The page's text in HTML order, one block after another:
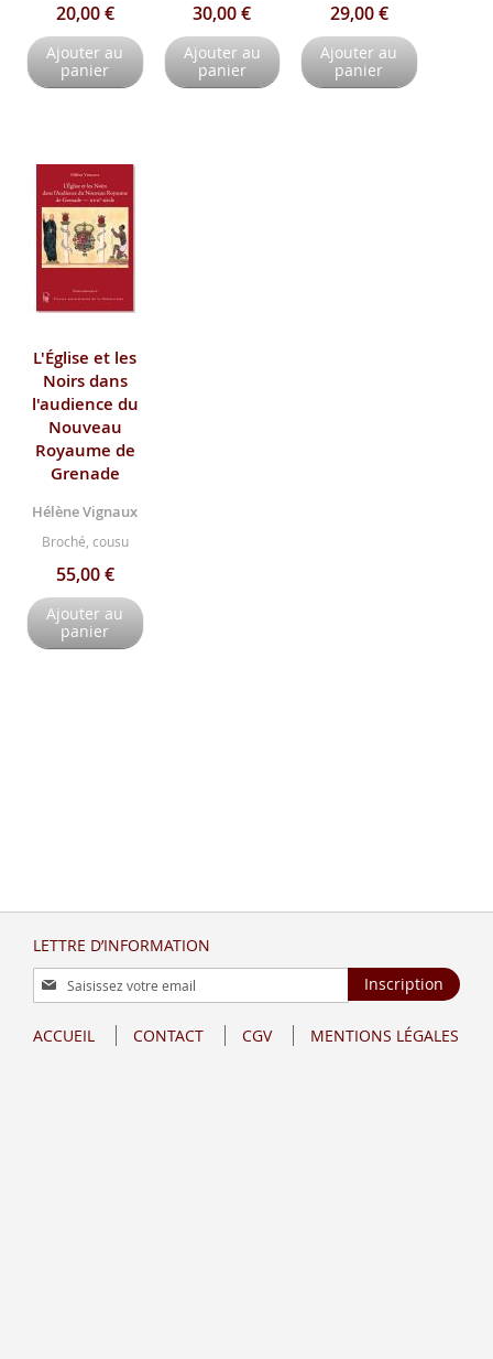
20,00 €
Ajouter au
panier
30,00 €
Ajouter au
panier
29,00 €
Ajouter au
panier
L'Église et les
Noirs dans
l'audience du
Nouveau
Royaume de
Grenade
Hélène Vignaux
Broché, cousu
55,00 €
Ajouter au
panier
LETTRE D’INFORMATION
Inscription
à
lettre
Inscription
ACCUEIL CONTACT CGV MENTIONS LÉGALES